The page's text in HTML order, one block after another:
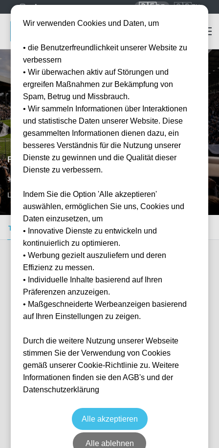
🇩🇪DE 🇬🇧EN
FC Fulham vs FC Arsenal
30.12.2026
LON, GB
Tickets kaufen Event-Info FAQ
Verfügbare Kategorien (5)
Putney End - Home Section
20:00
10 verfügbar
Vereinigtes Königreich
Craven Cottage
Wir verwenden Cookies und Daten, um
• die Benutzerfreundlichkeit unserer Website zu
verbessern
• Wir überwachen aktiv auf Störungen und
ergreifen Maßnahmen zur Bekämpfung von
Spam, Betrug und Missbrauch.
• Wir sammeln Informationen über Interaktionen
und statistische Daten unserer Website. Diese
gesammelten Informationen dienen dazu, ein
besseres Verständnis für die Nutzung unserer
Dienste zu gewinnen und die Qualität dieser
Dienste zu verbessern.
Indem Sie die Option 'Alle akzeptieren'
auswählen, ermöglichen Sie uns, Cookies und
Daten einzusetzen, um
• Innovative Dienste zu entwickeln und
kontinuierlich zu optimieren.
• Werbung gezielt auszuliefern und deren
Effizienz zu messen.
• Individuelle Inhalte basierend auf Ihren
Präferenzen anzuzeigen.
• Maßgeschneiderte Werbeanzeigen basierend
auf Ihren Einstellungen zu zeigen.
Durch die weitere Nutzung unserer Webseite
stimmen Sie der Verwendung von Cookies
gemäß unserer Cookie-Richtlinie zu. Weitere
Informationen finden sie den AGB's und der
Datenschutzerklärung
Alle akzeptieren
Alle ablehnen